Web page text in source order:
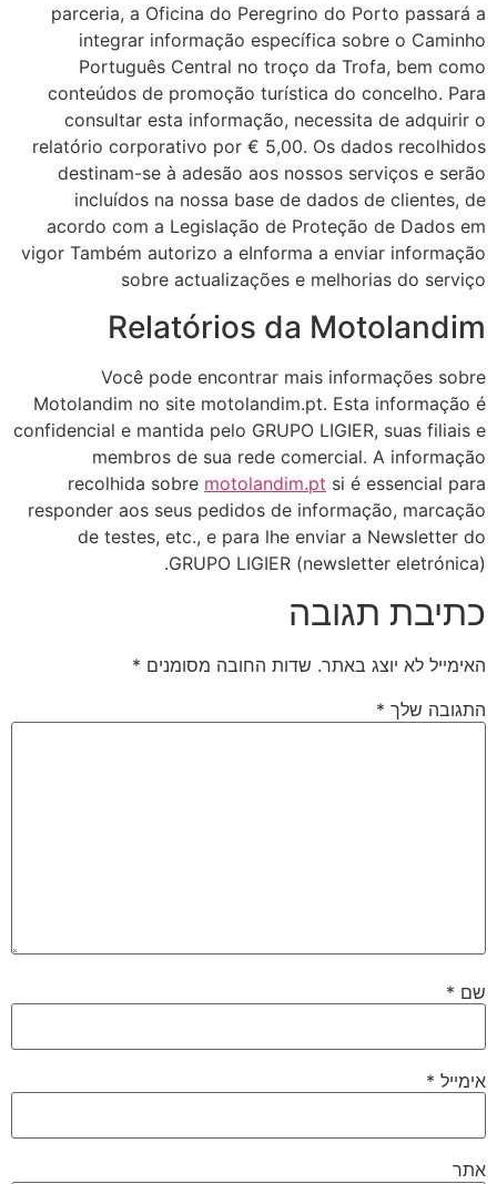
parceria, a Oficina do Peregrino do Porto passará a
integrar informação específica sobre o Caminho
Português Central no troço da Trofa, bem como
conteúdos de promoção turística do concelho. Para
consultar esta informação, necessita de adquirir o
relatório corporativo por € 5,00. Os dados recolhidos
destinam-se à adesão aos nossos serviços e serão
incluídos na nossa base de dados de clientes, de
acordo com a Legislação de Proteção de Dados em
vigor Também autorizo a eInforma a enviar informação
sobre actualizações e melhorias do serviço
Relatórios da Motolandim
Você pode encontrar mais informações sobre
Motolandim no site motolandim.pt. Esta informação é
confidencial e mantida pelo GRUPO LIGIER, suas filiais e
membros de sua rede comercial. A informação
recolhida sobre motolandim.pt si é essencial para
responder aos seus pedidos de informação, marcação
de testes, etc., e para lhe enviar a Newsletter do
GRUPO LIGIER (newsletter eletrónica).
כתיבת תגובה
האימייל לא יוצג באתר. שדות החובה מסומנים *
התגובה שלך *
שם *
אימייל *
אתר